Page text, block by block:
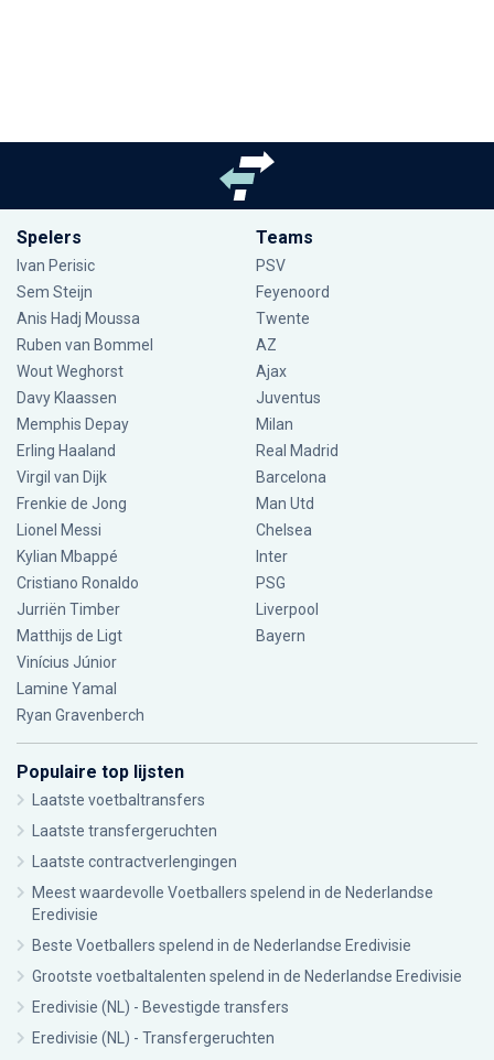
Spelers
Ivan Perisic
Sem Steijn
Anis Hadj Moussa
Ruben van Bommel
Wout Weghorst
Davy Klaassen
Memphis Depay
Erling Haaland
Virgil van Dijk
Frenkie de Jong
Lionel Messi
Kylian Mbappé
Cristiano Ronaldo
Jurriën Timber
Matthijs de Ligt
Vinícius Júnior
Lamine Yamal
Ryan Gravenberch
Teams
PSV
Feyenoord
Twente
AZ
Ajax
Juventus
Milan
Real Madrid
Barcelona
Man Utd
Chelsea
Inter
PSG
Liverpool
Bayern
Populaire top lijsten
Laatste voetbaltransfers
Laatste transfergeruchten
Laatste contractverlengingen
Meest waardevolle Voetballers spelend in de Nederlandse
Eredivisie
Beste Voetballers spelend in de Nederlandse Eredivisie
Grootste voetbaltalenten spelend in de Nederlandse Eredivisie
Eredivisie (NL) - Bevestigde transfers
Eredivisie (NL) - Transfergeruchten